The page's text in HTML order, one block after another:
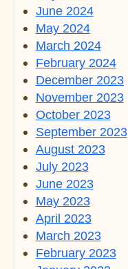
June 2024
May 2024
March 2024
February 2024
December 2023
November 2023
October 2023
September 2023
August 2023
July 2023
June 2023
May 2023
April 2023
March 2023
February 2023